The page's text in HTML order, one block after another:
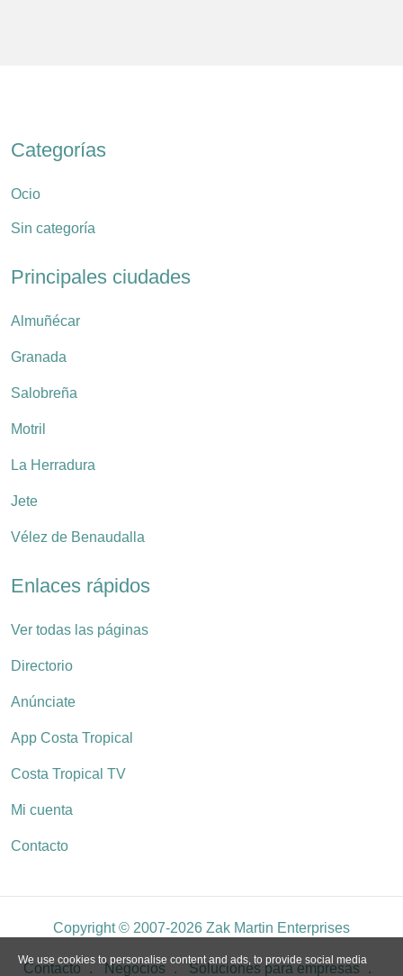
Categorías
Ocio
Sin categoría
Principales ciudades
Almuñécar
Granada
Salobreña
Motril
La Herradura
Jete
Vélez de Benaudalla
Enlaces rápidos
Ver todas las páginas
Directorio
Anúnciate
App Costa Tropical
Costa Tropical TV
Mi cuenta
Contacto
Copyright © 2007-2026 Zak Martin Enterprises
Contacto Negocios Soluciones para empresas
We use cookies to personalise content and ads, to provide social media